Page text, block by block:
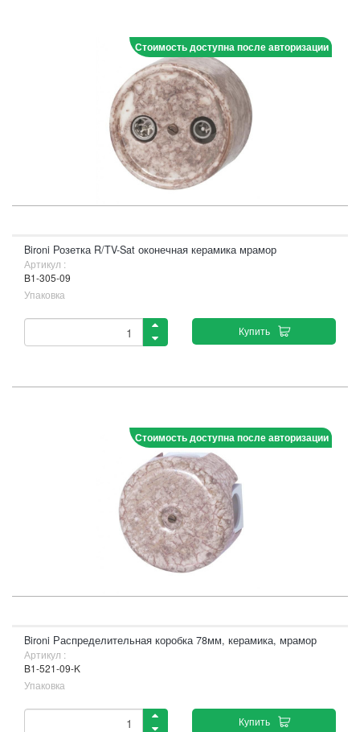
Стоимость доступна после авторизации
Bironi Розетка R/TV-Sat оконечная керамика мрамор
Артикул :
B1-305-09
Упаковка
Купить
Стоимость доступна после авторизации
Bironi Распределительная коробка 78мм, керамика, мрамор
Артикул :
B1-521-09-K
Упаковка
Купить